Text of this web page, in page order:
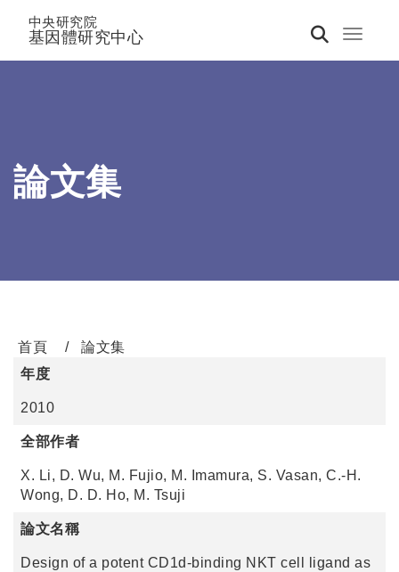
Toggle
中央研究院
基因體研究中心
論文集
首頁
論文集
年度
2010
全部作者
X. Li, D. Wu, M. Fujio, M. Imamura, S. Vasan, C.-H.
Wong, D. D. Ho, M. Tsuji
論文名稱
Design of a potent CD1d-binding NKT cell ligand as